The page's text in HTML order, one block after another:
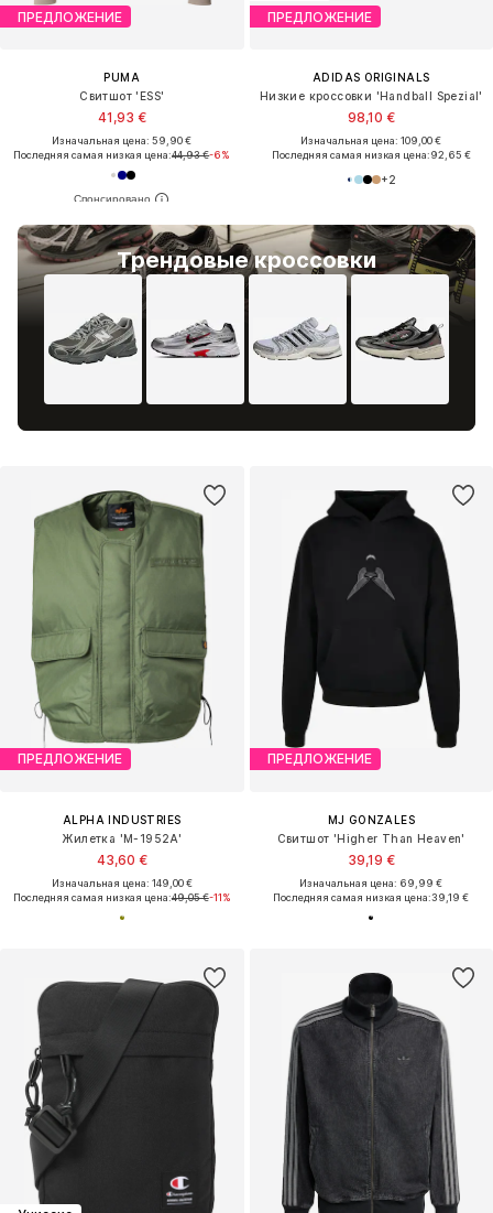
ПРЕДЛОЖЕНИЕ
PUMA
Свитшот 'ESS'
41,93 €
Изначальная цена: 59,90 €
Последняя самая низкая цена:44,93 €-6%
Трендовые кроссовки
ПРЕДЛОЖЕНИЕ
ADIDAS ORIGINALS
Низкие кроссовки 'Handball Spezial'
98,10 €
Изначальная цена: 109,00 €
Последняя самая низкая цена:92,65 €
+2
ПРЕДЛОЖЕНИЕ
ALPHA INDUSTRIES
Жилетка 'M-1952A'
43,60 €
Изначальная цена: 149,00 €
Последняя самая низкая цена:49,05 €-11%
ПРЕДЛОЖЕНИЕ
MJ GONZALES
Свитшот 'Higher Than Heaven'
39,19 €
Изначальная цена: 69,99 €
Последняя самая низкая цена:39,19 €